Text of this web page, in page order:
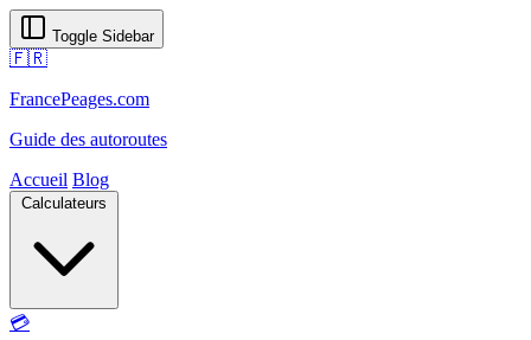
Toggle Sidebar
🇫🇷
FrancePeages.com
Guide des autoroutes
Accueil Blog
Calculateurs
💳